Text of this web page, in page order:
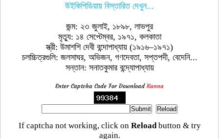
উইকিপিডিয়ায় বিস্তারিত দেখুন...
জন্ম: ২৩ জুলাই, ১৮৯৮, লাভপুর
মৃত্যু: ১৪ সেপ্টেম্বর, ১৯৭১, কলকাতা
স্ত্রী: উমাশশি দেবী বন্দোপাধ্যায় (১৯১৬–১৯৭১)
চলচ্চিত্রগুলি: জলসাঘর, অভিজন, গণদেবতা, সপ্তপদী, বেদেনি...
সন্তান: সনাতকুমার বন্দ্যোপাধ্যায়
Enter Captcha Code For Download Kanna
If captcha not working, click on Reloadbutton & try
again.